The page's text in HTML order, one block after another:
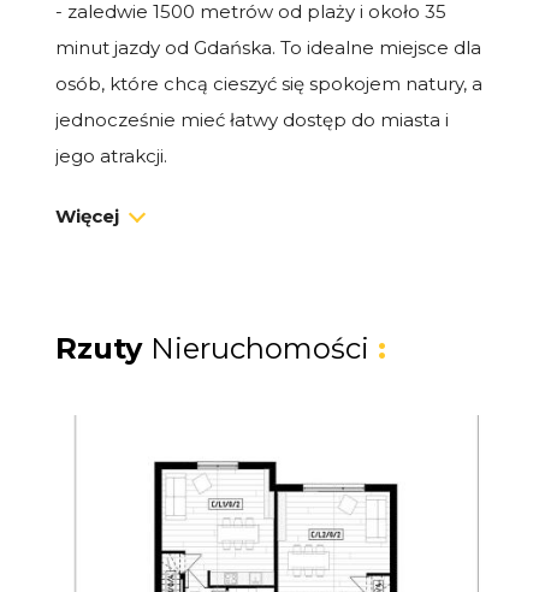
- zaledwie 1500 metrów od plaży i około 35
minut jazdy od Gdańska. To idealne miejsce dla
osób, które chcą cieszyć się spokojem natury, a
jednocześnie mieć łatwy dostęp do miasta i
jego atrakcji.
Dom premium 63,4 m² z ogrodem
postojowym. To idealna przestrzeń zarówno
na własne wakacje i weekendy, jak i na
Układ domu:
Salon z aneksem kuchennym i wyjściem
Więcej
Rzuty Nieruchomości :